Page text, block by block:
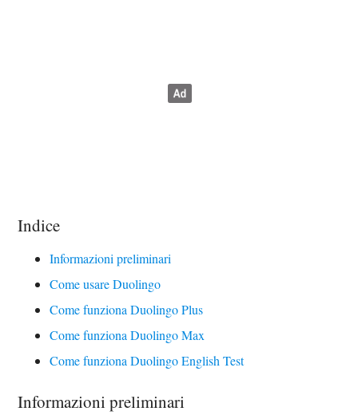
Indice
Informazioni preliminari
Come usare Duolingo
Come funziona Duolingo Plus
Come funziona Duolingo Max
Come funziona Duolingo English Test
Informazioni preliminari